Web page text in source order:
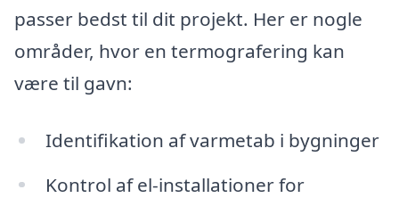
passer bedst til dit projekt. Her er nogle
områder, hvor en termografering kan
være til gavn:
Identifikation af varmetab i bygninger
Kontrol af el-installationer for